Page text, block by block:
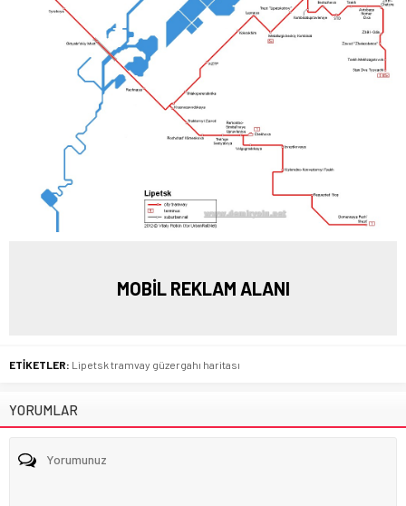
MOBİL REKLAM ALANI
ETİKETLER: Lipetsk tramvay güzergahı haritası
YORUMLAR